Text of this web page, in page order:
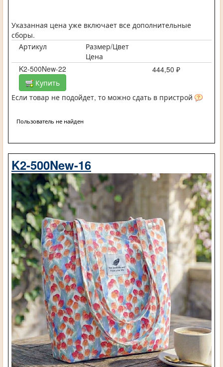
Указанная цена уже включает все дополнительные
сборы.
Артикул
Размер/Цвет
Цена
K2-500New-22
444,50 ₽
Купить
Если товар не подойдет, то можно сдать в пристрой
Пользователь не найден
K2-500New-16